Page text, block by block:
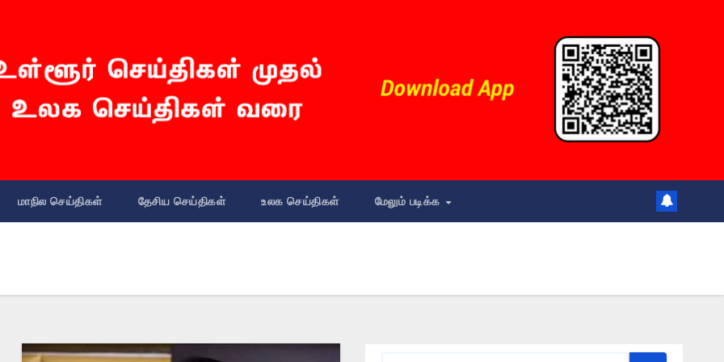
மாநில செய்திகள் தேசிய செய்திகள் உலக செய்திகள் மேலும் படிக்க